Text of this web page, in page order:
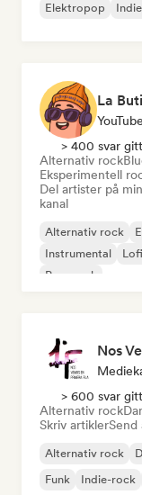
Elektropop
La
> 400 svar gitt
Alternativ rock
Eksperimentell
Del artister på
kanal
Alternativ rock
Instrumental
Pop-punk
Nos
> 600 svar gitt
Alternativ rock
Skriv artiklerSend
Alternativ rock
Funk
Indie-rock